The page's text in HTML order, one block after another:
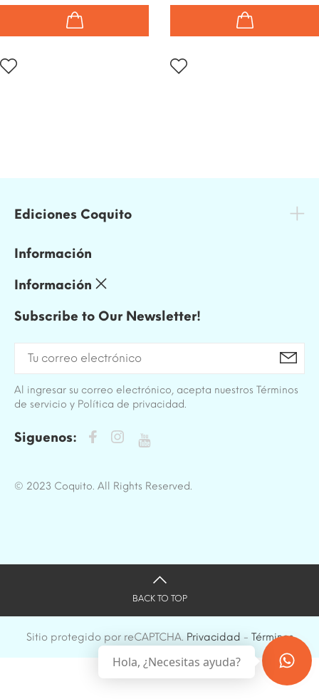
Ediciones Coquito
Información
Información
Subscribe to Our Newsletter!
Al ingresar su correo electrónico, acepta nuestros Términos
de servicio y Política de privacidad.
Siguenos:
© 2023 Coquito. All Rights Reserved.
BACK TO TOP
Hola, ¿Necesitas ayuda?
Sitio protegido por reCAPTCHA. Privacidad - Términos